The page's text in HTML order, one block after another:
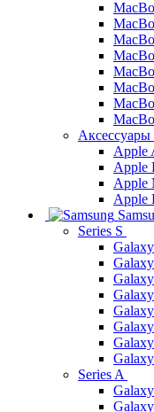
Apple
Apple
Apple
Apple
Series S
Series A